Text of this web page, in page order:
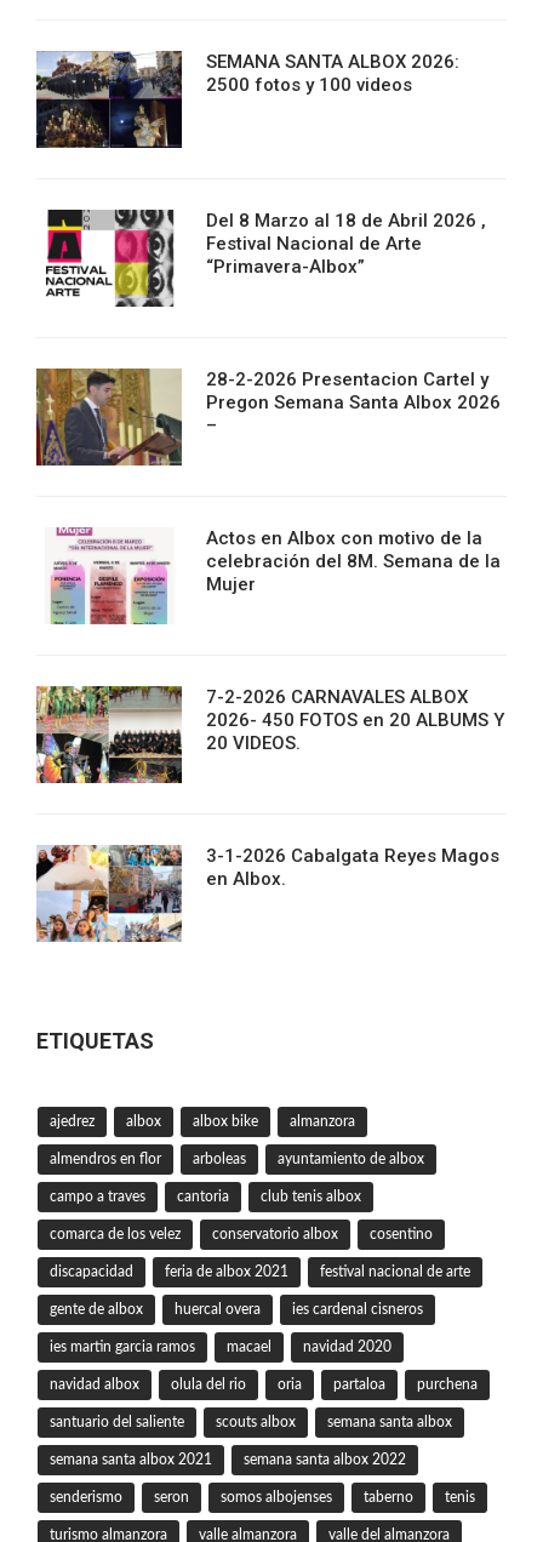
SEMANA SANTA ALBOX 2026:
2500 fotos y 100 videos
Del 8 Marzo al 18 de Abril 2026 ,
Festival Nacional de Arte
“Primavera-Albox”
28-2-2026 Presentacion Cartel y
Pregon Semana Santa Albox 2026
–
Actos en Albox con motivo de la
celebración del 8M. Semana de la
Mujer
7-2-2026 CARNAVALES ALBOX
2026- 450 FOTOS en 20 ALBUMS Y
20 VIDEOS.
3-1-2026 Cabalgata Reyes Magos
en Albox.
ETIQUETAS
ajedrez albox albox bike almanzora
almendros en flor arboleas ayuntamiento de albox
campo a traves cantoria club tenis albox
comarca de los velez conservatorio albox cosentino
discapacidad feria de albox 2021 festival nacional de arte
gente de albox huercal overa ies cardenal cisneros
ies martin garcia ramos macael navidad 2020
navidad albox olula del rio oria partaloa purchena
santuario del saliente scouts albox semana santa albox
semana santa albox 2021 semana santa albox 2022
senderismo seron somos albojenses taberno tenis
turismo almanzora valle almanzora valle del almanzora